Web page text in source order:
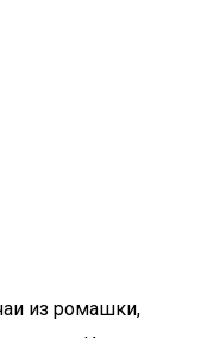
из ромашки,